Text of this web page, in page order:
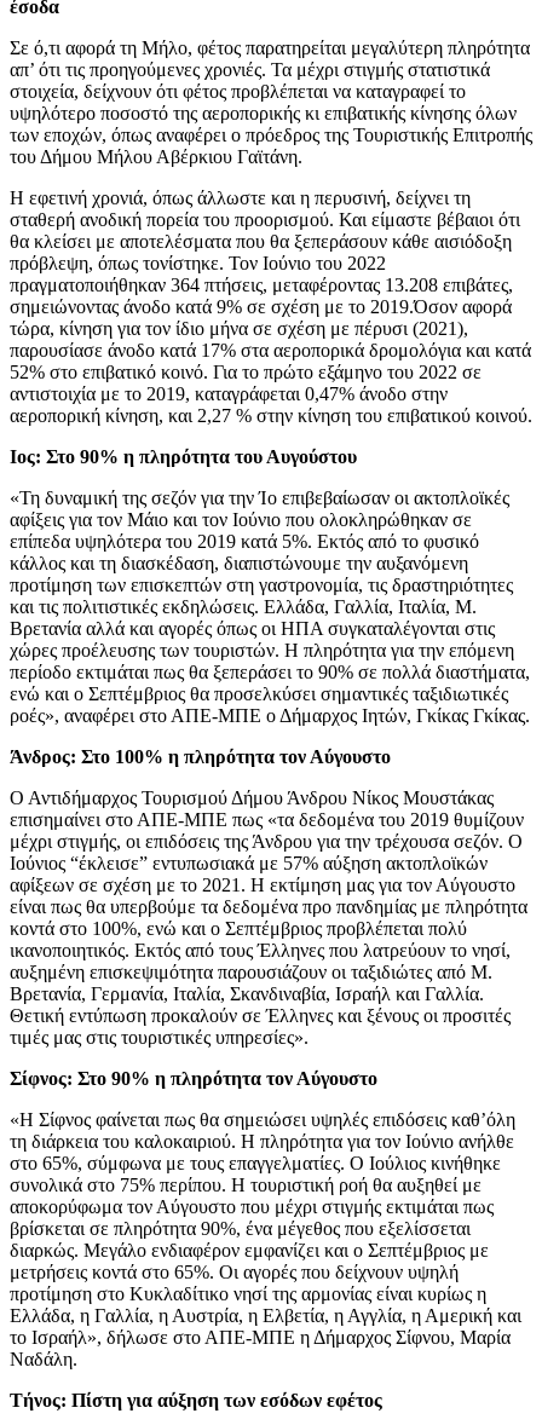
έσοδα
Σε ό,τι αφορά τη Μήλο, φέτος παρατηρείται μεγαλύτερη πληρότητα
απ’ ότι τις προηγούμενες χρονιές. Τα μέχρι στιγμής στατιστικά
στοιχεία, δείχνουν ότι φέτος προβλέπεται να καταγραφεί το
υψηλότερο ποσοστό της αεροπορικής κι επιβατικής κίνησης όλων
των εποχών, όπως αναφέρει ο πρόεδρος της Τουριστικής Επιτροπής
του Δήμου Μήλου Αβέρκιου Γαϊτάνη.
Η εφετινή χρονιά, όπως άλλωστε και η περυσινή, δείχνει τη
σταθερή ανοδική πορεία του προορισμού. Και είμαστε βέβαιοι ότι
θα κλείσει με αποτελέσματα που θα ξεπεράσουν κάθε αισιόδοξη
πρόβλεψη, όπως τονίστηκε. Τον Ιούνιο του 2022
πραγματοποιήθηκαν 364 πτήσεις, μεταφέροντας 13.208 επιβάτες,
σημειώνοντας άνοδο κατά 9% σε σχέση με το 2019.Όσον αφορά
τώρα, κίνηση για τον ίδιο μήνα σε σχέση με πέρυσι (2021),
παρουσίασε άνοδο κατά 17% στα αεροπορικά δρομολόγια και κατά
52% στο επιβατικό κοινό. Για το πρώτο εξάμηνο του 2022 σε
αντιστοιχία με το 2019, καταγράφεται 0,47% άνοδο στην
αεροπορική κίνηση, και 2,27 % στην κίνηση του επιβατικού κοινού.
Ιος: Στο 90% η πληρότητα του Αυγούστου
«Τη δυναμική της σεζόν για την Ίο επιβεβαίωσαν οι ακτοπλοϊκές
αφίξεις για τον Μάιο και τον Ιούνιο που ολοκληρώθηκαν σε
επίπεδα υψηλότερα του 2019 κατά 5%. Εκτός από το φυσικό
κάλλος και τη διασκέδαση, διαπιστώνουμε την αυξανόμενη
προτίμηση των επισκεπτών στη γαστρονομία, τις δραστηριότητες
και τις πολιτιστικές εκδηλώσεις. Ελλάδα, Γαλλία, Ιταλία, Μ.
Βρετανία αλλά και αγορές όπως οι ΗΠΑ συγκαταλέγονται στις
χώρες προέλευσης των τουριστών. Η πληρότητα για την επόμενη
περίοδο εκτιμάται πως θα ξεπεράσει το 90% σε πολλά διαστήματα,
ενώ και ο Σεπτέμβριος θα προσελκύσει σημαντικές ταξιδιωτικές
ροές», αναφέρει στο ΑΠΕ-ΜΠΕ ο Δήμαρχος Ιητών, Γκίκας Γκίκας.
Άνδρος: Στο 100% η πληρότητα τον Αύγουστο
Ο Αντιδήμαρχος Τουρισμού Δήμου Άνδρου Νίκος Μουστάκας
επισημαίνει στο ΑΠΕ-ΜΠΕ πως «τα δεδομένα του 2019 θυμίζουν
μέχρι στιγμής, οι επιδόσεις της Άνδρου για την τρέχουσα σεζόν. Ο
Ιούνιος “έκλεισε” εντυπωσιακά με 57% αύξηση ακτοπλοϊκών
αφίξεων σε σχέση με το 2021. Η εκτίμηση μας για τον Αύγουστο
είναι πως θα υπερβούμε τα δεδομένα προ πανδημίας με πληρότητα
κοντά στο 100%, ενώ και ο Σεπτέμβριος προβλέπεται πολύ
ικανοποιητικός. Εκτός από τους Έλληνες που λατρεύουν το νησί,
αυξημένη επισκεψιμότητα παρουσιάζουν οι ταξιδιώτες από Μ.
Βρετανία, Γερμανία, Ιταλία, Σκανδιναβία, Ισραήλ και Γαλλία.
Θετική εντύπωση προκαλούν σε Έλληνες και ξένους οι προσιτές
τιμές μας στις τουριστικές υπηρεσίες».
Σίφνος: Στο 90% η πληρότητα τον Αύγουστο
«Η Σίφνος φαίνεται πως θα σημειώσει υψηλές επιδόσεις καθ’όλη
τη διάρκεια του καλοκαιριού. Η πληρότητα για τον Ιούνιο ανήλθε
στο 65%, σύμφωνα με τους επαγγελματίες. Ο Ιούλιος κινήθηκε
συνολικά στο 75% περίπου. Η τουριστική ροή θα αυξηθεί με
αποκορύφωμα τον Αύγουστο που μέχρι στιγμής εκτιμάται πως
βρίσκεται σε πληρότητα 90%, ένα μέγεθος που εξελίσσεται
διαρκώς. Μεγάλο ενδιαφέρον εμφανίζει και ο Σεπτέμβριος με
μετρήσεις κοντά στο 65%. Οι αγορές που δείχνουν υψηλή
προτίμηση στο Κυκλαδίτικο νησί της αρμονίας είναι κυρίως η
Ελλάδα, η Γαλλία, η Αυστρία, η Ελβετία, η Αγγλία, η Αμερική και
το Ισραήλ», δήλωσε στο ΑΠΕ-ΜΠΕ η Δήμαρχος Σίφνου, Μαρία
Ναδάλη.
Τήνος: Πίστη για αύξηση των εσόδων εφέτος